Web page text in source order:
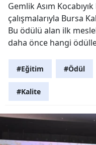
Gemlik Asım
çalışmalarıyla Bursa
Bu ödülü alan ilk
daha önce hangi
#Eğitim #Ödül
#Kalite